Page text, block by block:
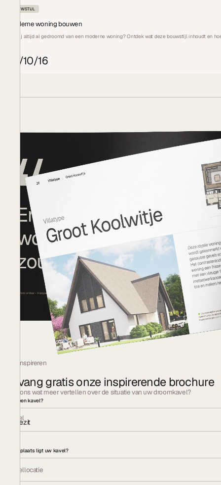
BOUWSTIJL
Moderne woning bouwen
Heb jij altijd al gedroomd van een moderne woning? Ontdek wat deze bouwstijl inhoudt en
07/10/16
Laat u inspireren
Ontvang gratis onze inspirerende brochure
Kunt u ons wat meer vertellen over de situatie van uw droomkavel?
Heeft u een kavel?
In bezit
Kavel
In welke plaats ligt uw kavel?
Kavellocatie